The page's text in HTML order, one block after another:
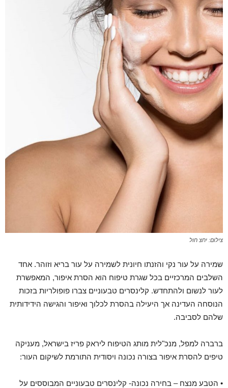
צילום: יחצ חול
שמירה על עור נקי והזנתו חיונית לשמירה על עור בריא וזוהר. אחד
השלבים המרכזיים בכל שגרת טיפוח הוא הסרת איפור, המאפשרת
לעור לנשום ולהתחדש. קלינסרים טבעוניים צברו פופולריות בזכות
הנוסחה העדינה אך היעילה בהסרת לכלוך ואיפור והגישה הידידותית
שלהם לסביבה.
ברברה למפל, מנכ"לית מותג הטיפוח ליראק פריז בישראל, מעניקה
טיפים להסרת איפור בצורה נכונה ויסודית התורמת לשיקום העור:
• הטבע מנצח – בחירה נכונה- קלינסרים טבעוניים המבוססים על